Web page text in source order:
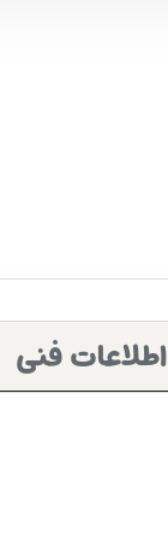
اطلاعات فنی